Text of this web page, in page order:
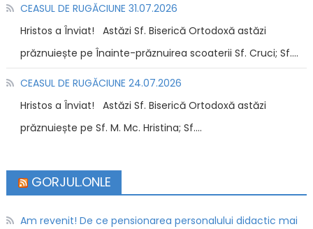
CEASUL DE RUGĂCIUNE 31.07.2026
Hristos a Înviat! Astăzi Sf. Biserică Ortodoxă astăzi
prăznuiește pe Înainte-prăznuirea scoaterii Sf. Cruci; Sf....
CEASUL DE RUGĂCIUNE 24.07.2026
Hristos a Înviat! Astăzi Sf. Biserică Ortodoxă astăzi
prăznuiește pe Sf. M. Mc. Hristina; Sf....
GORJUL.ONLE
Am revenit! De ce pensionarea personalului didactic mai